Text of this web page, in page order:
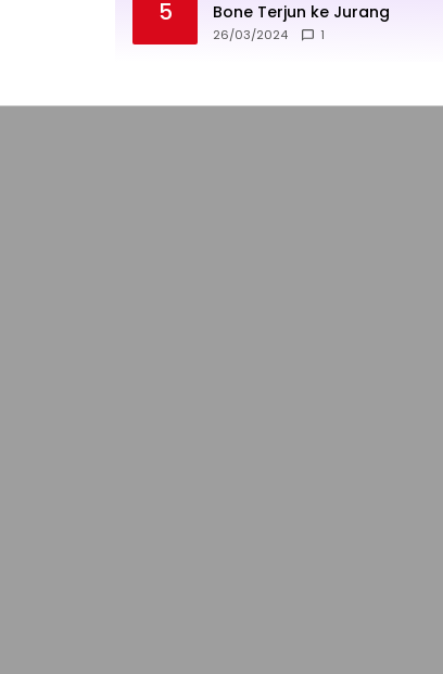
5
Bone Terjun ke Jurang
26/03/2024 1